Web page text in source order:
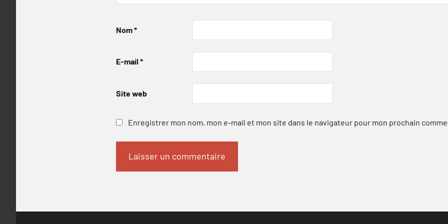
Nom*
E-mail *
Site web
Enregistrer mon nom, mon e-mail et mon site dans le navigateur pour mon prochain